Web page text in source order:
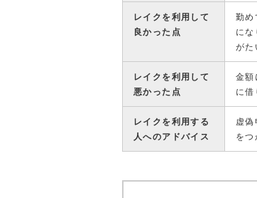
レイクを利用して
良かった点
勤め
にな
がた
レイクを利用して
悪かった点
金額
に借
レイクを利用する
人へのアドバイス
虚
をつ